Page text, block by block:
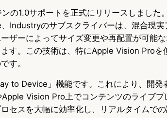
の1.0サポートを正式にリリースしました
Industryのサブスクライバーは、混合現実
ザーによってサイズ変更や再配置が可能
す。この技術は、特にApple Vision Proを
す。
to Device」機能です。これにより、開発
Vision Pro上でコンテンツのライブプ
セスを大幅に効率化し、リアルタイムで